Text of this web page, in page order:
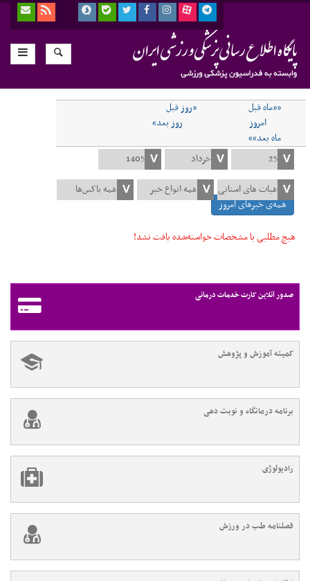
««ماه قبل
«روز قبل
امروز
روز بعد»
ماه بعد»»
همه‌ی خبرهای امروز
هیچ مطلبی با مشخصات خواسته‌شده یافت نشد!
صدور آنلاین کارت خدمات درمانی
کمیته آموزش و پژوهش
برنامه درمانگاه و نوبت دهی
رادیولوژی
فصلنامه طب در ورزش